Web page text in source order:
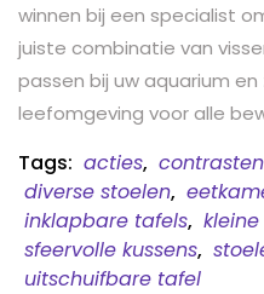
winnen bij een specialist
juiste combinatie van
passen bij uw aquarium
leefomgeving voor alle
Tags: acties,
diverse stoelen,
inklapbare tafels,
sfeervolle kussens,
uitschuifbare tafel